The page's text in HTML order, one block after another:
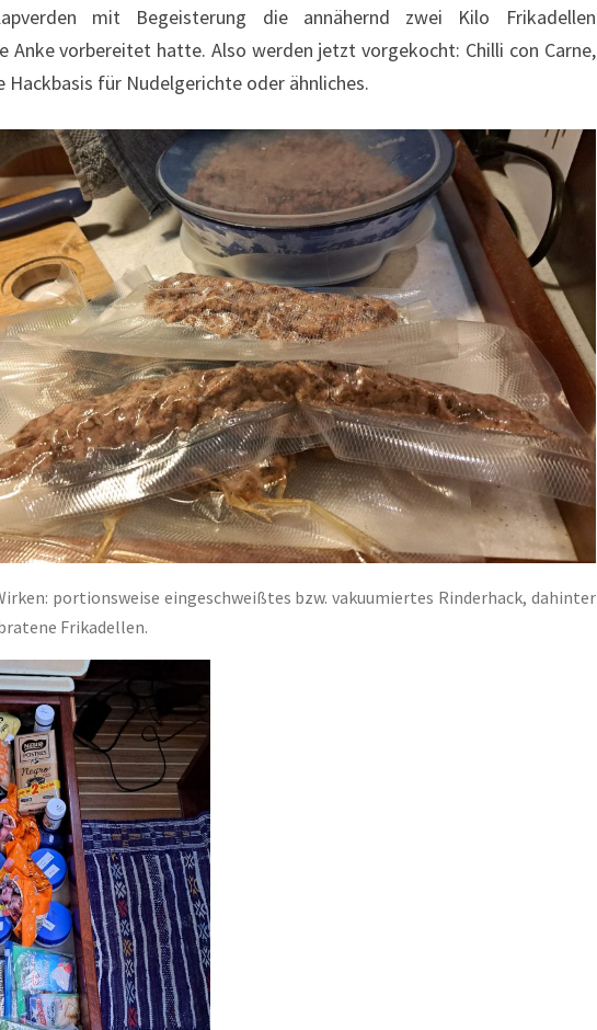
mit Begeisterung die annähernd zwei Kilo Frikadellen
Anke vorbereitet hatte. Also werden jetzt vorgekocht: Chilli con Carne,
Hackbasis für Nudelgerichte oder ähnliches.
portionsweise eingeschweißtes bzw. vakuumiertes Rinderhack, dahinter
Frikadellen.